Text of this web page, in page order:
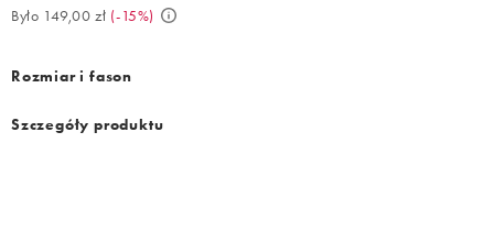
Było 149,00 zł (-15%)
Rozmiar i fason
Szczegóły produktu